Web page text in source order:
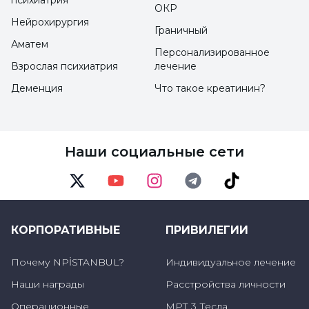
1. первичные опухоли позвоночника
Первичные опухоли позвоночника
возникают из клеток позвоночника или
доброкачественными
злокачественными (злокачественными).
2. Метастатические опухоли
Метастатические опухоли позвоночника -
Нейрохирургия
Аматем
Взрослая психиатрия
Деменция
ОКР
Граничный
Персонализированное
лечение
Что такое креатинин?
Наши социальные сети
КОРПОРАТИВНЫЕ
Почему NPİSTANBUL?
Наши награды
Операционные
ПРИВИЛЕГИИ
Индивидуальное лечение
Расстройства личности
МРТ 3 Тесла